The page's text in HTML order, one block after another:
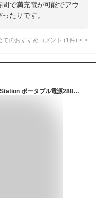
で満充電が可能でアウ
たりです。
てのおすすめコメント (1 件) >
Anker Solix C300 DC Portable Power Station ポータブル電源288Wh 小型軽量2.8Kg 1.5H満充電 充電器は同梱無し 合計最大出力300W USB-C/USB-A/DC計7ポート(ACポート非搭載) ストラッ